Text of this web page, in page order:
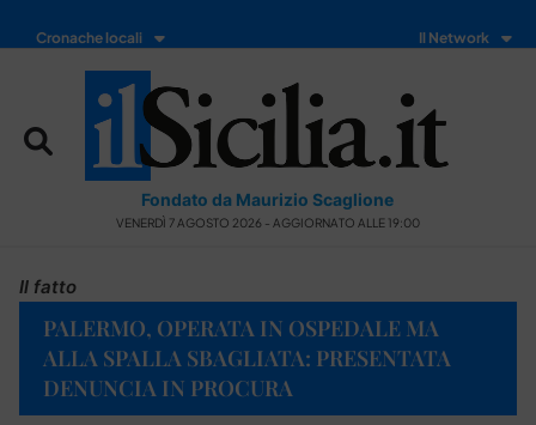
Cronache locali Il Network
Fondato da Maurizio Scaglione
VENERDÌ 7 AGOSTO 2026 - AGGIORNATO ALLE 19:00
Il fatto
PALERMO, OPERATA IN OSPEDALE MA
ALLA SPALLA SBAGLIATA: PRESENTATA
DENUNCIA IN PROCURA